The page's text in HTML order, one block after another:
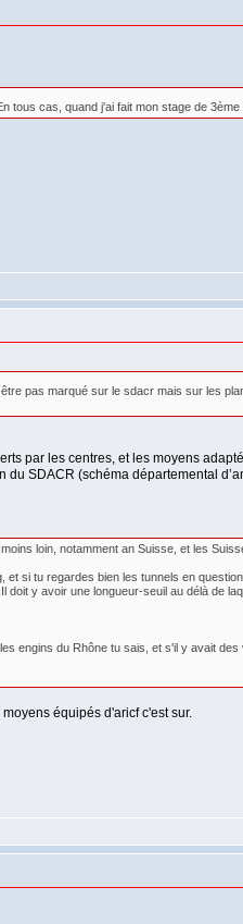
cas, quand j'ai fait mon stage de
pas marqué sur le sdacr mais sur les
par les centres, et les moyens
SDACR (schéma départemental
loin, notamment an Suisse, et les
si tu regardes bien les tunnels en
y avoir une longueur-seuil au délà de
engins du Rhône tu sais, et s'il y avait
équipés d'aricf c'est sur.